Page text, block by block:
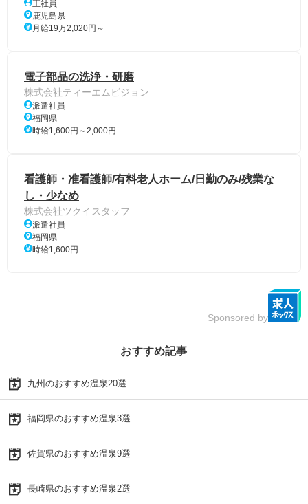
正社員
鹿児島県
月給19万2,020円～
電子部品の洗浄・研磨
株式会社ティーエムビジョン
派遣社員
福岡県
時給1,600円～2,000円
看護師・准看護師/有料老人ホーム/日勤のみ/残業な
し・少なめ
株式会社ツクイスタッフ
派遣社員
福岡県
時給1,600円
Sponsored by
おすすめ記事
九州のおすすめ温泉20選
福岡県のおすすめ温泉3選
佐賀県のおすすめ温泉9選
長崎県のおすすめ温泉2選